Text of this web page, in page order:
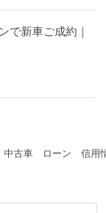
で新車ご成約｜
中古車 ローン 信用